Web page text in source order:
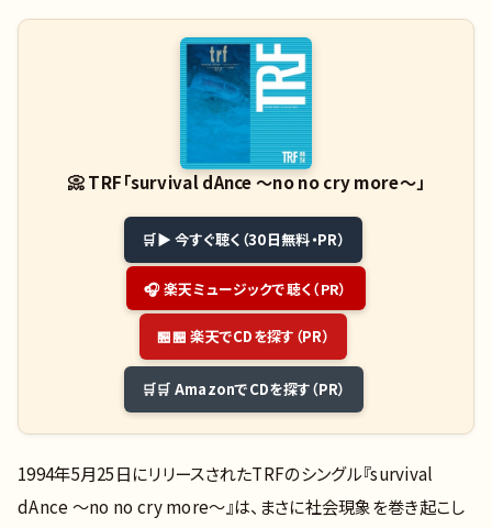
📀TRF「survival dAnce ～no no cry more～」
▶ 今すぐ聴く（30日無料・PR）
🎧 楽天ミュージックで聴く（PR）
🏪 楽天でCDを探す（PR）
🛒 AmazonでCDを探す（PR）
1994年5月25日にリリースされたTRFのシングル『survival
dAnce ～no no cry more～』は、まさに社会現象を巻き起こし